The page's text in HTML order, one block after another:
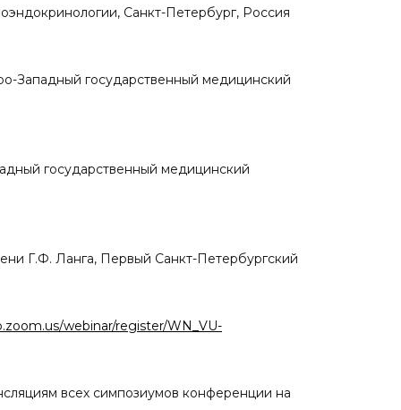
Санкт-Петербург, Россия
Западный государственный медицинский
государственный медицинский
Г.Ф. Ланга, Первый Санкт-Петербургский
webinar/register/WN_VU-
всех симпозиумов конференции на